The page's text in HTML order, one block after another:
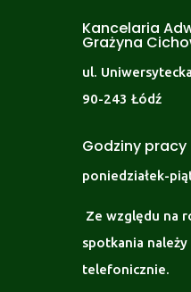
Kancelaria
Grażyna
ul.
90-243 Łódź
Godziny pracy
poniedziałek-
Ze względu na
spotkania
telefonicznie.